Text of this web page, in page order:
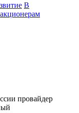
В
провайдер